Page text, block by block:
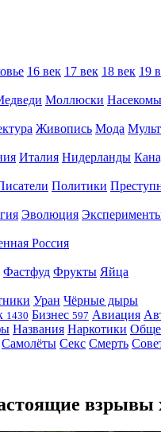
16 век 17 век 18 век 19
Моллюски
Живопись Мода
Италия Нидерланды
Политики
Эволюция
Россия
Фастфуд Фрукты Яйца
Уран Чёрные дыры
1430 Бизнес 597 Авиация
Названия Наркотики
Самолёты Секс Смерть
взрывы